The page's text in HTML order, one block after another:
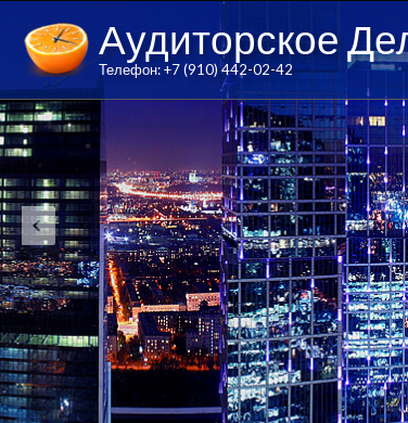
Аудиторское
Телефон: +7 (910) 442-02-42